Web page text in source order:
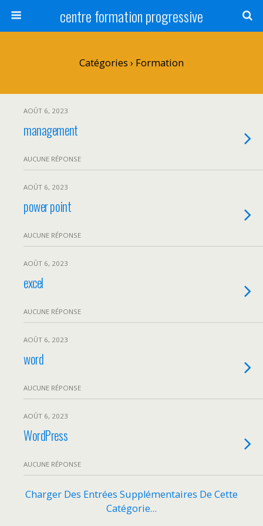
centre formation progressive
Catégories › Formation
AOÛT 6, 2023
management
AUCUNE RÉPONSE
AOÛT 6, 2023
power point
AUCUNE RÉPONSE
AOÛT 6, 2023
excel
AUCUNE RÉPONSE
AOÛT 6, 2023
word
AUCUNE RÉPONSE
AOÛT 6, 2023
WordPress
AUCUNE RÉPONSE
Charger Des Entrées Supplémentaires De Cette
Catégorie…